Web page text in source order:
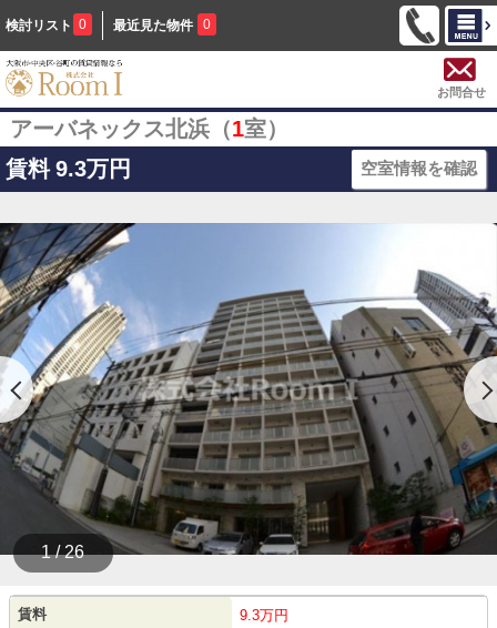
検討リスト 0 最近見た物件 0
お問合せ
アーバネックス北浜（1室）
賃料 9.3万円 空室情報を確認
1 / 26
賃料 9.3万円